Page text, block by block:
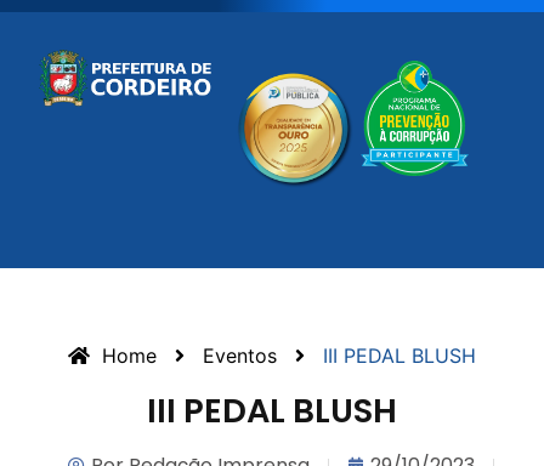
Home Eventos III PEDAL BLUSH
III PEDAL BLUSH